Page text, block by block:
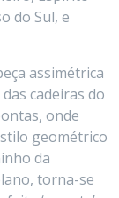
do Sul, e
assimétrica
cadeiras do
onde
geométrico
da
torna-se